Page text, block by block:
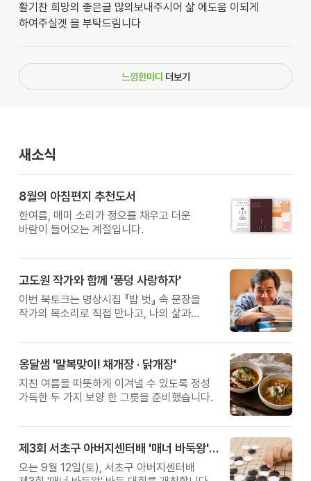
활기찬 희망의 좋은글 많의보내주시어 삶 에도움 이되게
하여주실겟 을 부탁드림니다
느낌한마디 더보기
새소식
8월의 아침편지 추천도서
한여름, 매미 소리가 정오를 채우고 더운
바람이 들어오는 계절입니다.
고도원 작가와 함께 '풍덩 사랑하자'
이번 북토크는 명상시집 『밥 벗』 속 문장을
작가의 목소리로 직접 만나고, 나의 삶과
옹달샘 '말복맞이! 채개장 · 닭개장'
지친 여름을 따뜻하게 이겨낼 수 있도록 정성
가득한 두 가지 보양 한 그릇을 준비했습니다.
제3회 서초구 아버지센터배 '매너 바둑왕' 대회
오는 9월 12일(토), 서초구 아버지센터배